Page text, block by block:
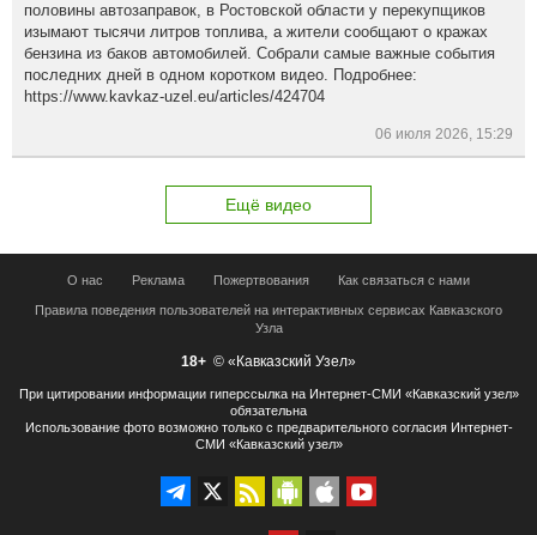
половины автозаправок, в Ростовской области у перекупщиков
изымают тысячи литров топлива, а жители сообщают о кражах
бензина из баков автомобилей. Собрали самые важные события
последних дней в одном коротком видео. Подробнее:
https://www.kavkaz-uzel.eu/articles/424704
06 июля 2026, 15:29
Ещё видео
О нас Реклама Пожертвования Как связаться с нами
Правила поведения пользователей на интерактивных сервисах Кавказского
Узла
18+ © «Кавказский Узел»
При цитировании информации гиперссылка на Интернет-СМИ «Кавказский узел»
обязательна
Использование фото возможно только с предварительного согласия Интернет-
СМИ «Кавказский узел»